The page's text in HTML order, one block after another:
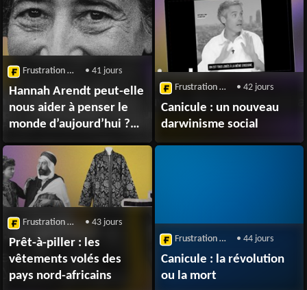
Frustration Magazine • 41 jours
Hannah Arendt peut-elle
nous aider à penser le
monde d’aujourd’hui ?
Aurore Mréjen
Frustration Magazine • 42 jours
Canicule : un nouveau
darwinisme social
Frustration Magazine • 43 jours
Prêt-à-piller : les
vêtements volés des
pays nord-africains
Frustration Magazine • 44 jours
Canicule : la révolution
ou la mort